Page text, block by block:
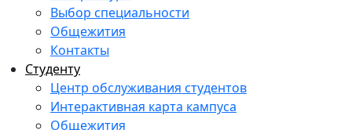
Выбор специальности
Общежития
Контакты
Студенту
Центр обслуживания студентов
Интерактивная карта кампуса
Общежития